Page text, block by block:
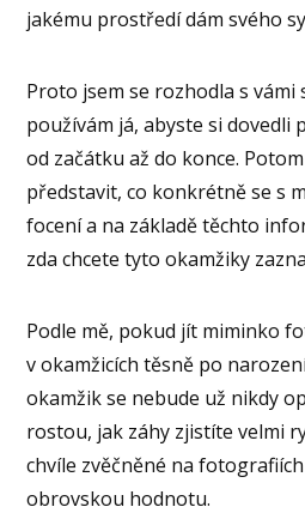
jakému prostředí dám svého
Proto jsem se rozhodla s
používám já, abyste si dovedli
od začátku až do konce.
představit, co konkrétně se s
focení a na základě těchto
zda chcete tyto okamžiky
Podle mě, pokud jít miminko
v okamžicích těsně po
okamžik se nebude už nikdy
rostou, jak záhy zjistíte velmi
chvíle zvěčněné na
obrovskou hodnotu.